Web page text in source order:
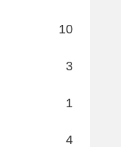
10
3
1
4